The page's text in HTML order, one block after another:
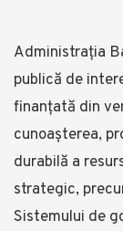
Administrația
publică de
finanțată din
cunoașterea,
durabilă a
strategic,
Sistemului de